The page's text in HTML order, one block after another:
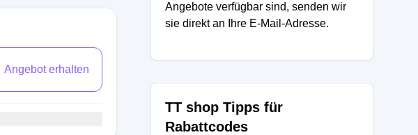
Angebot erhalten
Angebote verfügbar sind, senden wir
sie direkt an Ihre E-Mail-Adresse.
TT shop Tipps für
Rabattcodes